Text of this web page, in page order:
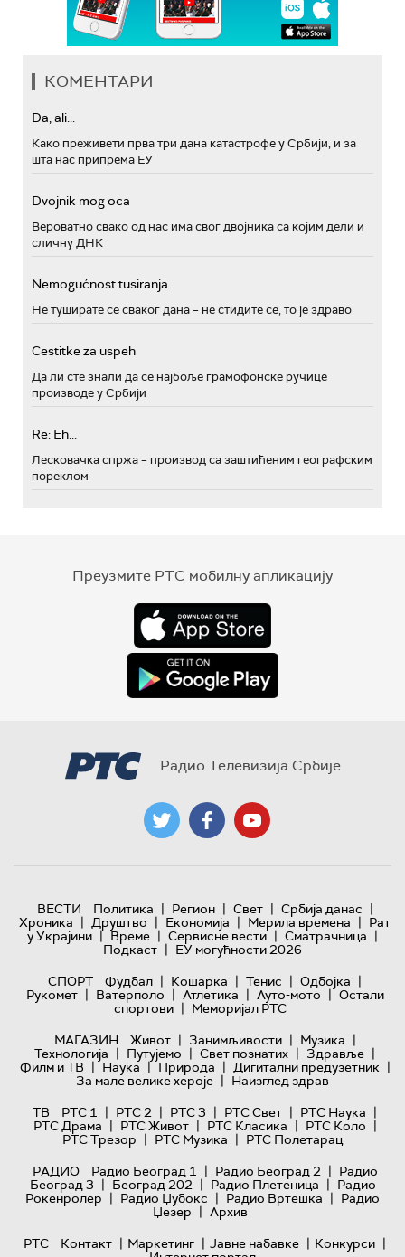
КОМЕНТАРИ
Da, ali...
Како преживети прва три дана катастрофе у Србији, и за
шта нас припрема ЕУ
Dvojnik mog oca
Вероватно свако од нас има свог двојника са којим дели и
сличну ДНК
Nemogućnost tusiranja
Не туширате се сваког дана – не стидите се, то је здраво
Cestitke za uspeh
Да ли сте знали да се најбоље грамофонске ручице
производе у Србији
Re: Eh...
Лесковачка спржа – производ са заштићеним географским
пореклом
Преузмите РТС мобилну апликацију
Радио Телевизија Србије
ВЕСТИ Политика | Регион | Свет | Србија данас |
Хроника | Друштво | Економија | Мерила времена | Рат
у Украјини | Време | Сервисне вести | Сматрачница |
Подкаст | ЕУ могућности 2026
СПОРТ
Фудбал | Кошарка | Тенис | Одбојка |
Рукомет | Ватерполо | Атлетика | Ауто-мото | Остали
спортови | Меморијал РТС
МАГАЗИН
Живот | Занимљивости | Музика |
Технологијa | Путујемо | Свет познатих | Здравље |
Филм и ТВ | Наука | Природа | Дигитални предузетник |
За мале велике хероје | Наизглед здрав
ТВ
РТС 1 | РТС 2 | РТС 3 | РТС Свет | РТС Наука |
РТС Драма | РТС Живот | РТС Класика | РТС Коло |
РТС Трезор | РТС Музика | РТС Полетарац
РАДИО
Радио Београд 1 | Радио Београд 2 | Радио
Београд 3 | Београд 202 | Радио Плетеница | Радио
Рокенролер | Радио Џубокс | Радио Вртешка | Радио
Џезер | Архив
РТС
Контакт | Маркетинг | Јавне набавке | Конкурси |